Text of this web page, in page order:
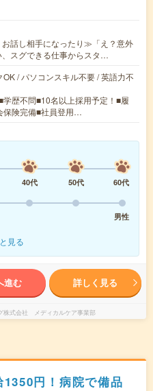
話し相手になったり≫「え？意外
スグできる仕事からスタ…
/ パソコンスキル不要 / 英語力不
歴不問■10名以上採用予定！■履
保険完備■社員登用…
40代 50代
60代
男性
見る
進む 詳しく見る
株式会社 メディカルケア事業部
1350円！病院で備品